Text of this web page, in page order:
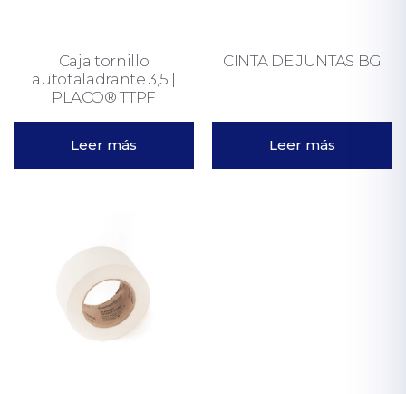
Caja tornillo
autotaladrante 3,5 |
PLACO® TTPF
Leer más
CINTA DE JUNTAS BG
Leer más